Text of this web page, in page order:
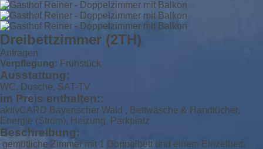
Dreibettzimmer (2TH)
Anfragen
Verpflegung: Frühstück
Ausstattung:
WC, Dusche, SAT-TV
im Preis enthalten::
aktivCARD Bayerischer Wald , Bettwäsche & Handtücher,
Energie (Strom), Heizung, Parkplatz
Beschreibung:
gemütliche Zimmer mit 1 Doppelbett und einem Einzelbett,